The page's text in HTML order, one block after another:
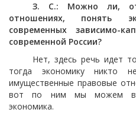
З. С.: Можно ли,
отношениях, понять
современных зависимо-
современной России?
Нет, здесь речь идет
тогда экономику никто
имущественные правовые
вот по ним мы можем
экономика.